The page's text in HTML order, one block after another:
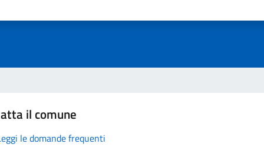
il comune
le domande frequenti